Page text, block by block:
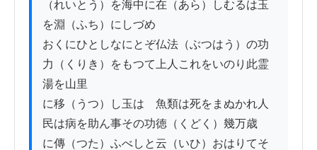
（れいとう）を海中に在（あら）しむるは玉
を淵（ふち）にしづめ
おくにひとしなにとぞ仏法（ぶつはう）の功
力（くりき）をもつて上人これをいのり此霊
湯を山里
に移（うつ）し玉はゞ魚類は死をまぬかれ人
民は病を助ん事その功徳（くどく）幾万歳
に傳（つた）ふべしと云（いひ）おはりてそ